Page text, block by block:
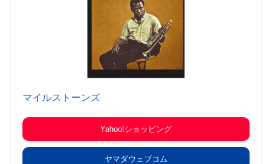
マイルストーンズ
Yahoo!ショッピング
ヤマダウェブコム